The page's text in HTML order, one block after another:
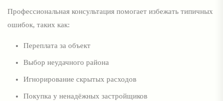
Профессиональная консультация помогает избежать типичных
ошибок, таких как:
Переплата за объект
Выбор неудачного района
Игнорирование скрытых расходов
Покупка у ненадёжных застройщиков